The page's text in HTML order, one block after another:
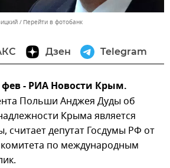
Перейти в фотобанк
Дзен Telegram
- РИА Новости Крым.
Польши Анджея Дуды об
Крыма является
считает депутат Госдумы РФ от
по международным